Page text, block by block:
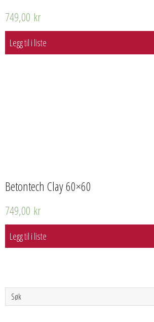
749,00 kr
Legg til i liste
Betontech Clay 60×60
749,00 kr
Legg til i liste